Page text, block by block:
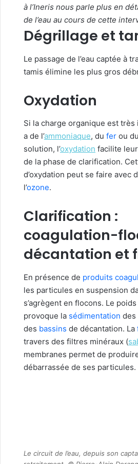
à l’Ineris nous parle plus en
de l’eau au cours de cette
Dégrillage et
Le passage de l’eau captée à
tamis élimine les plus gros
Oxydation
Si la charge organique est très
a de l’ammoniaque, du fer ou du
solution, l’oxydation facilite
de la phase de clarification.
d’oxydation peut se faire avec
l’ozone.
Clarification :
coagulation-
décantation et
En présence de produits
les particules en suspension
s’agrègent en flocons. Le
provoque la sédimentation des
des bassins de décantation. La
travers des filtres minéraux (
membranes permet de
débarrassée de ses particules.
Le circuit de l’eau, depuis son